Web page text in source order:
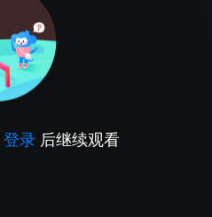
登录 后继续观看